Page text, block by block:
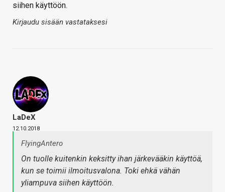
siihen käyttöön.
Kirjaudu sisään vastataksesi
LaDeX
12.10.2018
FlyingAntero
On tuolle kuitenkin keksitty ihan järkevääkin käyttöä,
kun se toimii ilmoitusvalona. Toki ehkä vähän
yliampuva siihen käyttöön.